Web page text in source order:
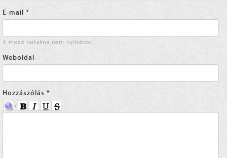
E-mail *
A mező tartalma nem nyilvános.
Weboldal
Hozzászólás *